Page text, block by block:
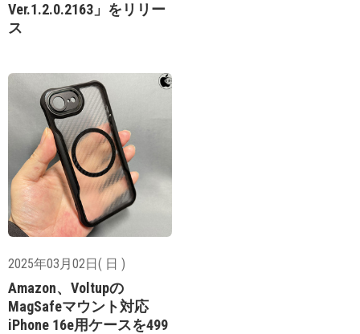
Ver.1.2.0.2163」をリリー
ス
2025年03月02日( 日 )
Amazon、Voltupの
MagSafeマウント対応
iPhone 16e用ケースを499